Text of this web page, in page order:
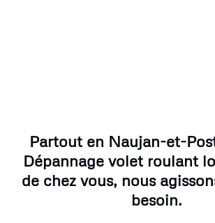
Partout en Naujan-et-
Dépannage volet roulant
de chez vous, nous
besoin.